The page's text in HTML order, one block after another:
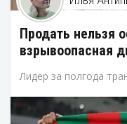
Продать нельзя
взрывоопасная
Лидер за полгода